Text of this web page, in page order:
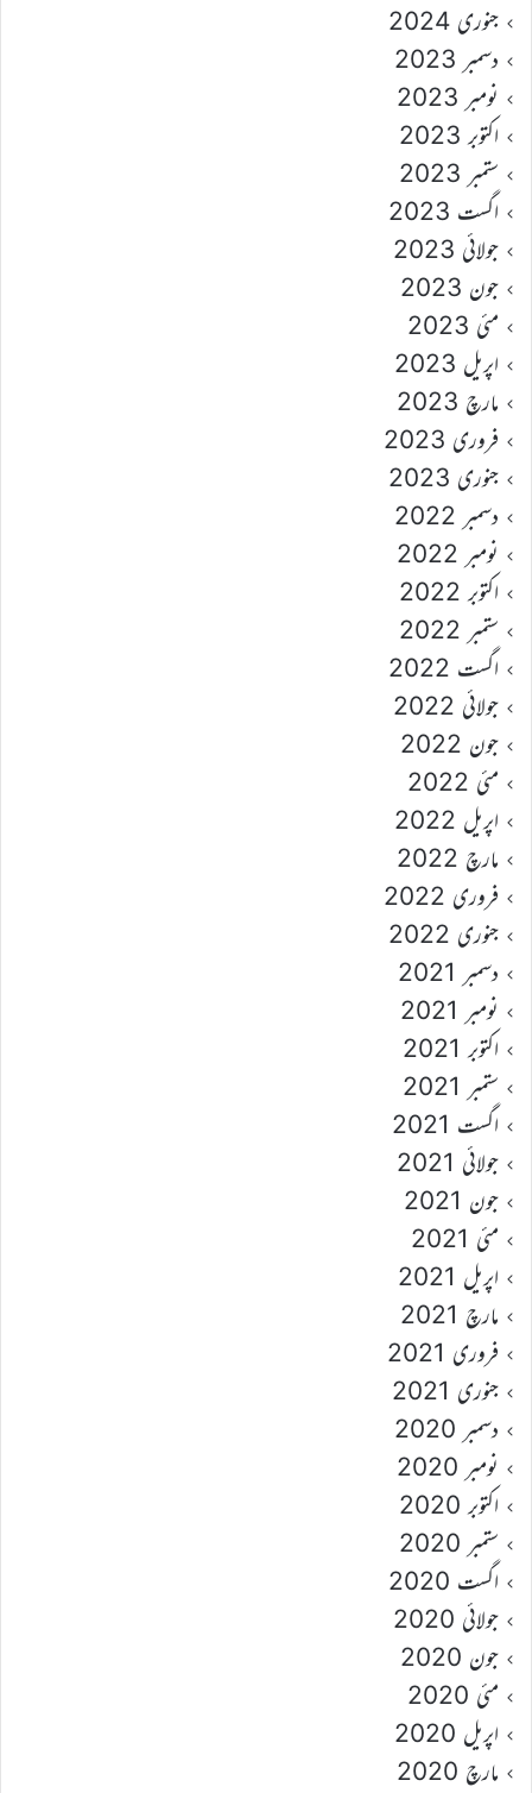
جنوری 2024
دسمبر 2023
نومبر 2023
اکتوبر 2023
ستمبر 2023
اگست 2023
جولائی 2023
جون 2023
مئی 2023
اپریل 2023
مارچ 2023
فروری 2023
جنوری 2023
دسمبر 2022
نومبر 2022
اکتوبر 2022
ستمبر 2022
اگست 2022
جولائی 2022
جون 2022
مئی 2022
اپریل 2022
مارچ 2022
فروری 2022
جنوری 2022
دسمبر 2021
نومبر 2021
اکتوبر 2021
ستمبر 2021
اگست 2021
جولائی 2021
جون 2021
مئی 2021
اپریل 2021
مارچ 2021
فروری 2021
جنوری 2021
دسمبر 2020
نومبر 2020
اکتوبر 2020
ستمبر 2020
اگست 2020
جولائی 2020
جون 2020
مئی 2020
اپریل 2020
مارچ 2020